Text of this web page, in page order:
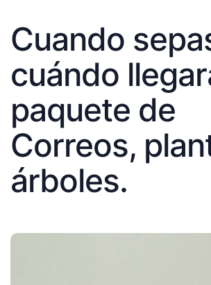
Cuando
cuándo
paquete de
Correos,
árboles.